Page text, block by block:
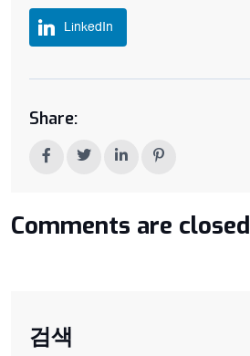
LinkedIn
Share:
Comments are closed
검색